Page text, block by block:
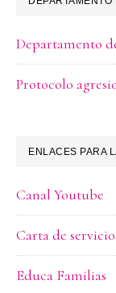
Departamento
Protocolo
ENLACES PARA
Canal Youtube
Carta de
Educa Familias